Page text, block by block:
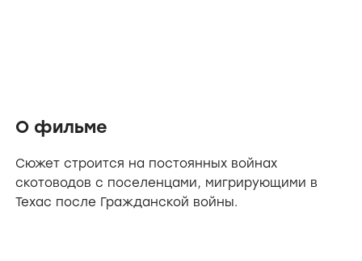
О фильме
Сюжет строится на постоянных войнах
скотоводов с поселенцами, мигрирующими в
Техас после Гражданской войны.